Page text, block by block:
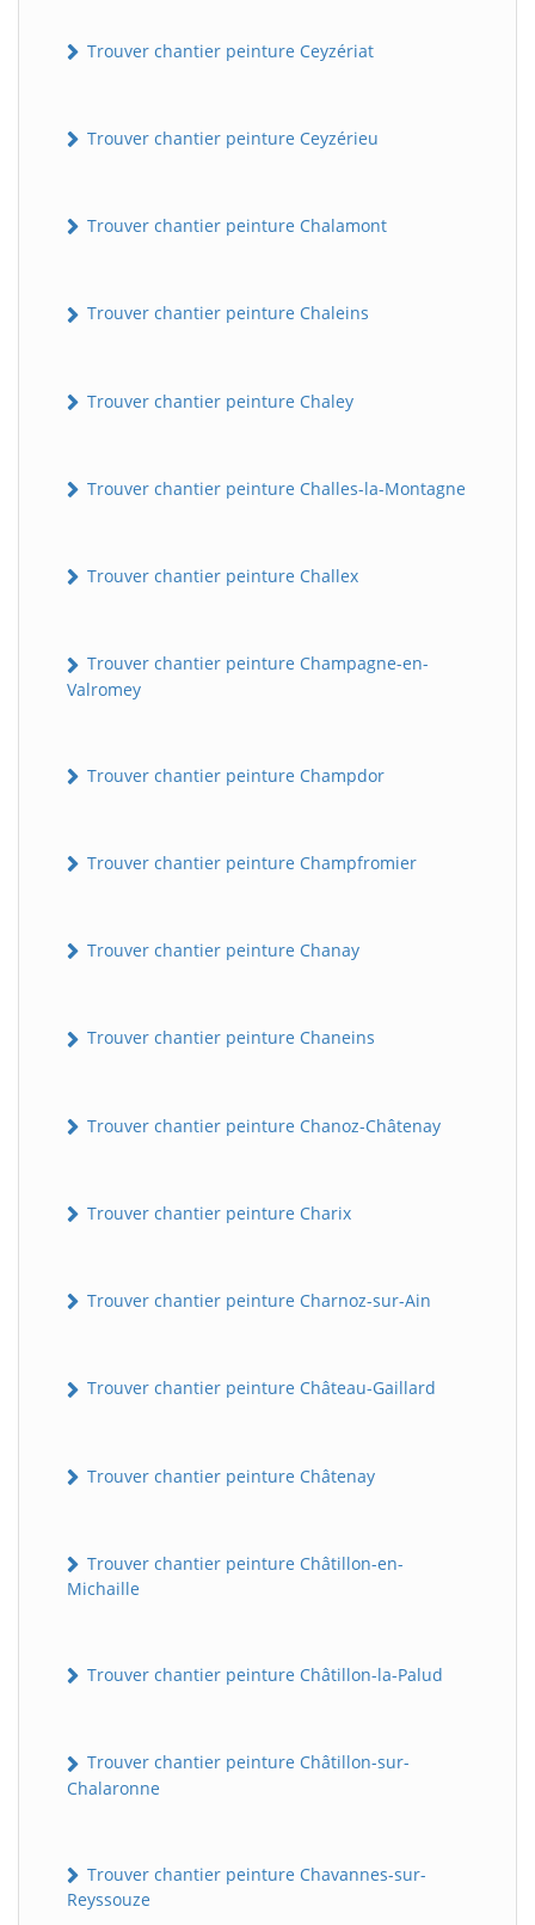
Trouver chantier peinture Ceyzériat
Trouver chantier peinture Ceyzérieu
Trouver chantier peinture Chalamont
Trouver chantier peinture Chaleins
Trouver chantier peinture Chaley
Trouver chantier peinture Challes-la-Montagne
Trouver chantier peinture Challex
Trouver chantier peinture Champagne-en-
Valromey
Trouver chantier peinture Champdor
Trouver chantier peinture Champfromier
Trouver chantier peinture Chanay
Trouver chantier peinture Chaneins
Trouver chantier peinture Chanoz-Châtenay
Trouver chantier peinture Charix
Trouver chantier peinture Charnoz-sur-Ain
Trouver chantier peinture Château-Gaillard
Trouver chantier peinture Châtenay
Trouver chantier peinture Châtillon-en-
Michaille
Trouver chantier peinture Châtillon-la-Palud
Trouver chantier peinture Châtillon-sur-
Chalaronne
Trouver chantier peinture Chavannes-sur-
Reyssouze